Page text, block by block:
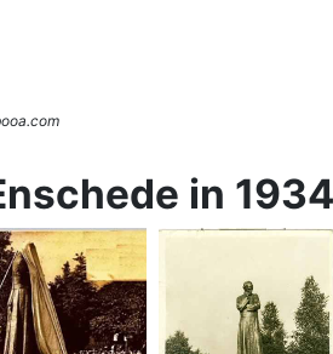
in 1934